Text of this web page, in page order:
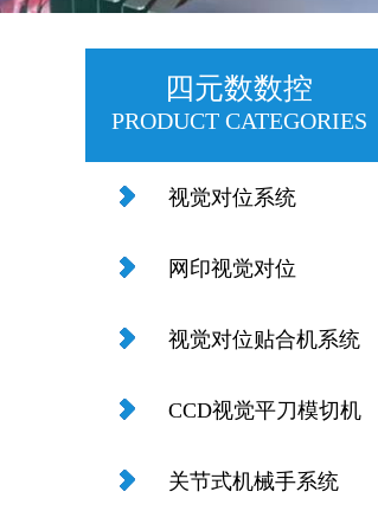
四元数数控
PRODUCT CATEGORIES
视觉对位系统
网印视觉对位
视觉对位贴合机系统
CCD视觉平刀模切机
系统
关节式机械手系统